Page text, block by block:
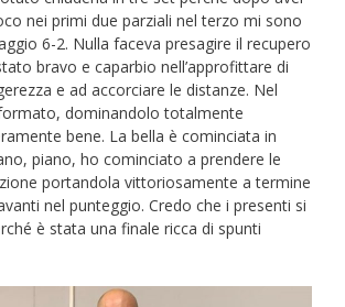
nei primi due parziali nel terzo mi sono
6-2. Nulla faceva presagire il recupero
bravo e caparbio nell’approfittare di
e ad accorciare le distanze. Nel
dominandolo totalmente
bene. La bella è cominciata in
piano, ho cominciato a prendere le
portandola vittoriosamente a termine
nel punteggio. Credo che i presenti si
è stata una finale ricca di spunti